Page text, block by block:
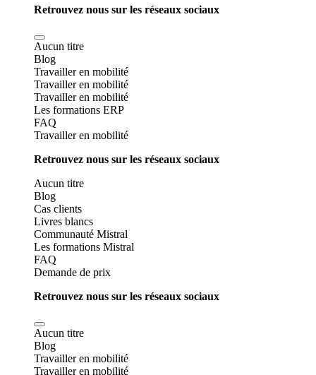
Retrouvez nous sur les réseaux sociaux
Aucun titre
Blog
Travailler en mobilité
Travailler en mobilité
Travailler en mobilité
Les formations ERP
FAQ
Travailler en mobilité
Retrouvez nous sur les réseaux sociaux
Aucun titre
Blog
Cas clients
Livres blancs
Communauté Mistral
Les formations Mistral
FAQ
Demande de prix
Retrouvez nous sur les réseaux sociaux
Aucun titre
Blog
Travailler en mobilité
Travailler en mobilité